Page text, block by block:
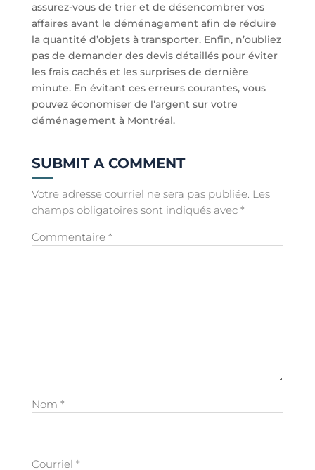
assurez-vous de trier et de désencombrer vos
affaires avant le déménagement afin de réduire
la quantité d’objets à transporter. Enfin, n’oubliez
pas de demander des devis détaillés pour éviter
les frais cachés et les surprises de dernière
minute. En évitant ces erreurs courantes, vous
pouvez économiser de l’argent sur votre
déménagement à Montréal.
SUBMIT A COMMENT
Votre adresse courriel ne sera pas publiée. Les
champs obligatoires sont indiqués avec *
Commentaire *
Nom *
Courriel *